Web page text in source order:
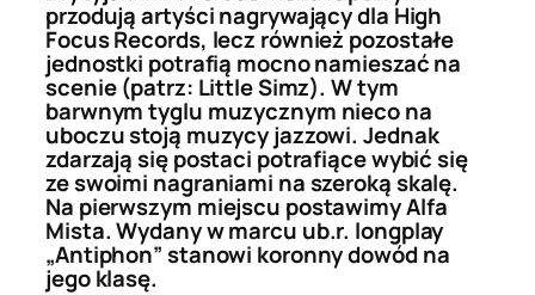
przodują artyści nagrywający dla High
Focus Records, lecz również pozostałe
jednostki potrafią mocno namieszać na
scenie (patrz: Little Simz). W tym
barwnym tyglu muzycznym nieco na
uboczu stoją muzycy jazzowi. Jednak
zdarzają się postaci potrafiące wybić się
ze swoimi nagraniami na szeroką skalę.
Na pierwszym miejscu postawimy Alfa
Mista. Wydany w marcu ub.r. longplay
„Antiphon” stanowi koronny dowód na
jego klasę.